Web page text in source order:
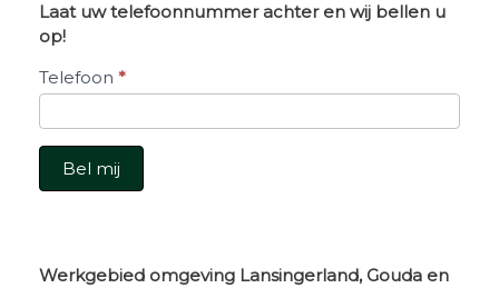
Laat uw telefoonnummer achter en wij bellen u
op!
Belverzoek
Telefoon *
Bel mij
Werkgebied omgeving Lansingerland, Gouda en